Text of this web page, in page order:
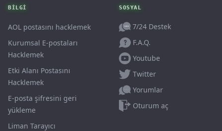
BILGI
AOL postasını hacklemek
Kurumsal E-postaları
Hacklemek
Etki Alanı Postasını
Hacklemek
E-posta şifresini geri
yükleme
Liman Tarayıcı
SOSYAL
7/24 Destek
F.A.Q.
Youtube
Twitter
Yorumlar
Oturum aç